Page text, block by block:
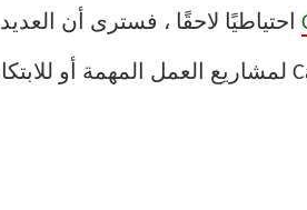
احتياطيًا لاحقًا ، فسترى أن